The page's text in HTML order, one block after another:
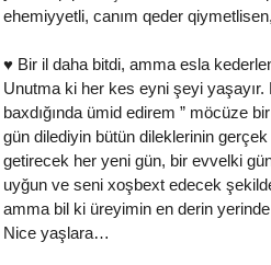
ehemiyyetli, canım qeder
♥ Bir il daha bitdi, amma esla
Unutma ki her kes eyni şeyi yaşayır.
baxdığında ümid edirem ” möcüze
gün dilediyin bütün dileklerinin
getirecek her yeni gün, bir evvelki
uyğun ve seni xoşbext edecek
amma bil ki üreyimin en derin
Nice yaşlara…